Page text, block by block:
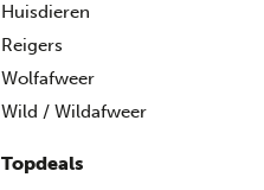
Huisdieren
Reigers
Wolfafweer
Wild / Wildafweer
Topdeals